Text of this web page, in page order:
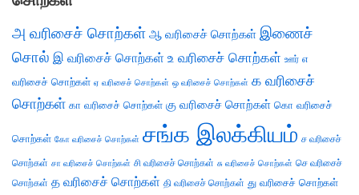
அ வரிசைச் சொற்கள் ஆ வரிசைச் சொற்கள் இணைச்
சொல் இ வரிசைச் சொற்கள் உ வரிசைச் சொற்கள் ஊர் எ
வரிசைச் சொற்கள் ஏ வரிசைச் சொற்கள் ஒ வரிசைச் சொற்கள் க வரிசைச்
சொற்கள் கா வரிசைச் சொற்கள் கு வரிசைச் சொற்கள் கொ வரிசைச்
சொற்கள் கோ வரிசைச் சொற்கள் சங்க இலக்கியம் ச வரிசைச்
சொற்கள் சா வரிசைச் சொற்கள் சி வரிசைச் சொற்கள் சு வரிசைச் சொற்கள் செ வரிசைச்
சொற்கள் த வரிசைச் சொற்கள் தி வரிசைச் சொற்கள் து வரிசைச் சொற்கள்